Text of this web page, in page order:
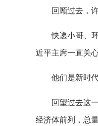
回顾过去，
快递小哥、
近平主席一直关
他们是新时
回望过去这
经济体前列，总